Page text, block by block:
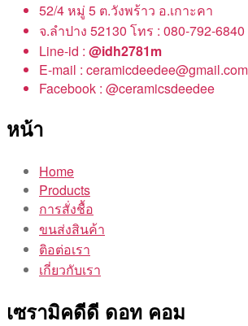
52/4 หมู่ 5 ต.วังพร้าว อ.เกาะคา
จ.ลำปาง 52130 โทร : 080-792-6840
Line-id : @idh2781m
E-mail : ceramicdeedee@gmail.com
Facebook : @ceramicsdeedee
หน้า
Home
Products
การสั่งชื้อ
ขนส่งสินค้า
ติอต่อเรา
เกี่ยวกับเรา
เซรามิคดีดี ดอท คอม